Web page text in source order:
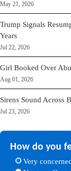
May 21, 2026
Trump Signals
Years
Jul 22, 2026
Girl Booked Over
Aug 01, 2026
Sirens Sound Across
Jul 23, 2026
How do you
Very